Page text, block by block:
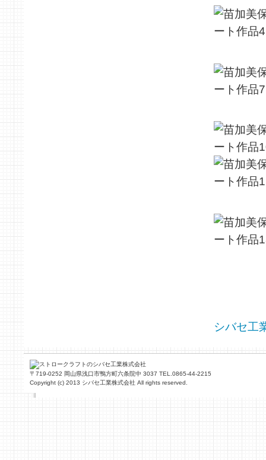
シバセ工
〒719-0252 岡山県浅口市鴨方町六条院中 3037 TEL.0865-44-2215
Copyright (c) 2013 シバセ工業株式会社 All rights reserved.